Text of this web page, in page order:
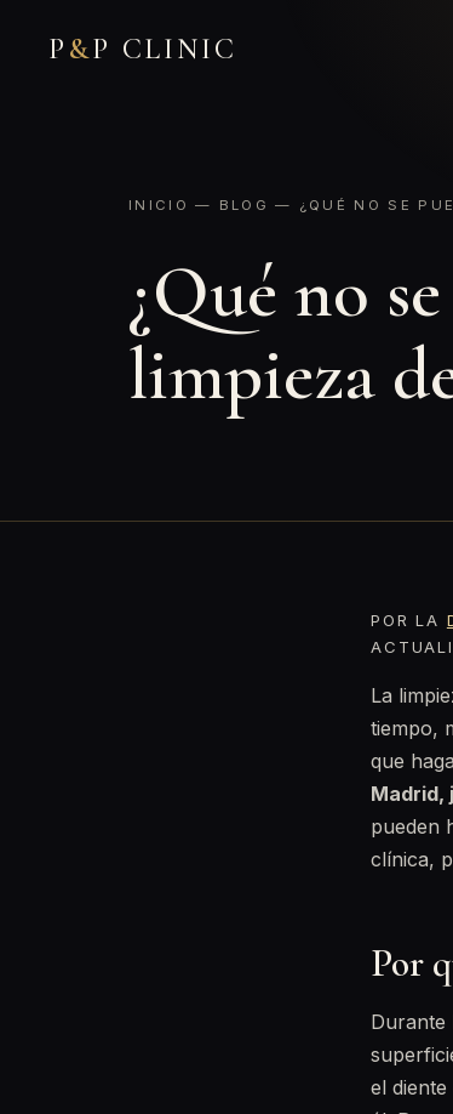
P &P CLINIC
INICIO — BLOG — ¿QUÉ NO SE
¿Qué no
limpieza
POR LA
La
tiempo,
que
Madrid,
pueden
clínica,
Por
Durante
el